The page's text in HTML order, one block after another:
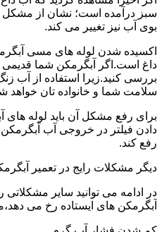
سبز درآمده است؛ نشان از
بوی آب نیز تغییر می کند.
اکسیده شدن لوله های مسی
داغ است.اگر آبگرمکن شما قدیمی
بررسی کنید.زیرا استفاده از آب
سلامت شما و خانواده تان خواهد
برای رفع مشکل آن باید لوله های
دادن فیلتر در خروجی آب
رفع کند.
دیگر مشکلات رایج در تعمیر
در ادامه می توانید سایر
آبگرمکن های ایستاده رخ می